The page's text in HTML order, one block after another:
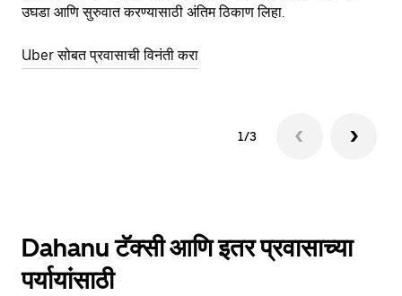
उघडा आणि सुरुवात करण्यासाठी अंतिम ठिकाण लिहा.
Uber सोबत प्रवासाची विनंती करा
1/3
Dahanu टॅक्सी आणि इतर प्रवासाच्या
पर्यायांसाठी